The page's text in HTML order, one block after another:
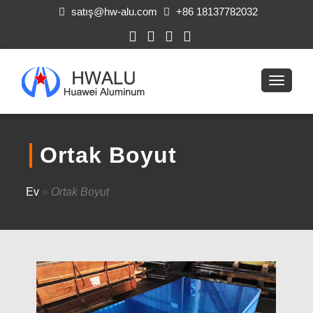
satış@hw-alu.com +86 18137782032
Ortak Boyut
Ev » Ortak Boyut